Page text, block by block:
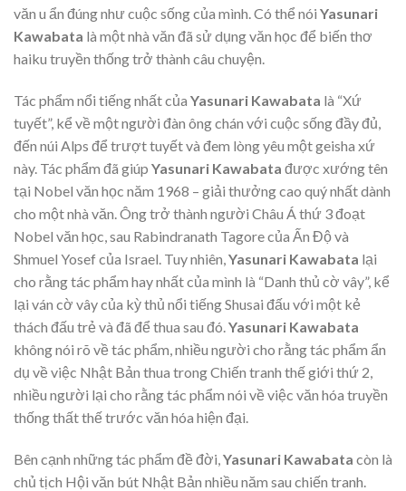
văn u ẩn đúng như cuộc sống của mình. Có thể nói Yasunari
Kawabata là một nhà văn đã sử dụng văn học để biến thơ
haiku truyền thống trở thành câu chuyện.
Tác phẩm nổi tiếng nhất của Yasunari Kawabata là “Xứ
tuyết”, kể về một người đàn ông chán với cuộc sống đầy đủ,
đến núi Alps để trượt tuyết và đem lòng yêu một geisha xứ
này. Tác phẩm đã giúp Yasunari Kawabata được xướng tên
tại Nobel văn học năm 1968 – giải thưởng cao quý nhất dành
cho một nhà văn. Ông trở thành người Châu Á thứ 3 đoạt
Nobel văn học, sau Rabindranath Tagore của Ấn Độ và
Shmuel Yosef của Israel. Tuy nhiên, Yasunari Kawabata lại
cho rằng tác phẩm hay nhất của mình là “Danh thủ cờ vây”, kể
lại ván cờ vây của kỳ thủ nổi tiếng Shusai đấu với một kẻ
thách đấu trẻ và đã để thua sau đó. Yasunari Kawabata
không nói rõ về tác phẩm, nhiều người cho rằng tác phẩm ẩn
dụ về việc Nhật Bản thua trong Chiến tranh thế giới thứ 2,
nhiều người lại cho rằng tác phẩm nói về việc văn hóa truyền
thống thất thế trước văn hóa hiện đại.
Bên cạnh những tác phẩm đề đời, Yasunari Kawabata còn là
chủ tịch Hội văn bút Nhật Bản nhiều năm sau chiến tranh.